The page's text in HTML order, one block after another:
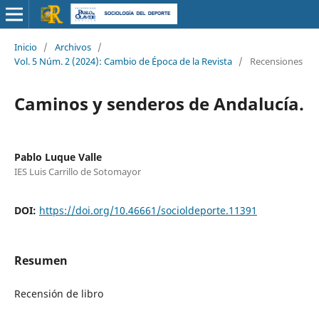
Inicio / Archivos /
Vol. 5 Núm. 2 (2024): Cambio de Época de la Revista / Recensiones
Caminos y senderos de Andalucía.
Pablo Luque Valle
IES Luis Carrillo de Sotomayor
DOI: https://doi.org/10.46661/socioldeporte.11391
Resumen
Recensión de libro